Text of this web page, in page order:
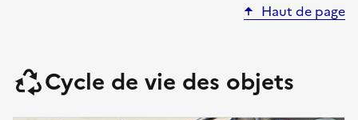
Haut de page
Cycle de vie des objets